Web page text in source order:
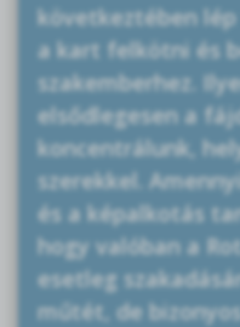
következtében
a kart felkötni és
szakemberhez.
elsődlegesen a
koncentrálunk,
szerekkel.
és a képalkotás
hogy valóban a
esetleg
műtét, de